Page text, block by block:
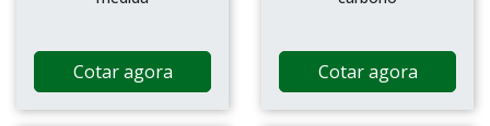
Cotar agora Cotar agora